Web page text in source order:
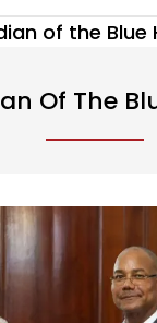
of the Blue
Of The